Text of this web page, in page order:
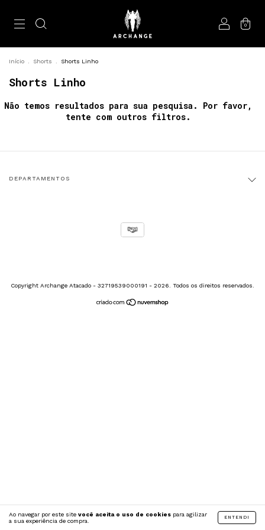
0
Ao navegar por este site você aceita o uso de cookies para agilizar
a sua experiência de compra.
ENTENDI
Início Shorts Shorts Linho
Shorts Linho
Não temos resultados para sua pesquisa. Por favor,
tente com outros filtros.
DEPARTAMENTOS
Copyright Archange Atacado - 32719539000191 - 2026. Todos os direitos reservados.